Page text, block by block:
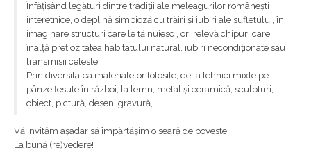
Înfățișând legături dintre tradiții ale meleagurilor românești
interetnice, o deplină simbioză cu trăiri și iubiri ale sufletului, în
imaginare structuri care le tăinuiesc , ori relevă chipuri care
înalță prețiozitatea habitatului natural, iubiri necondiționate sau
transmisii celeste.
Prin diversitatea materialelor folosite, de la tehnici mixte pe
pânze țesute în război, la lemn, metal și ceramică, sculpturi,
obiect, pictură, desen, gravură,
Vă invităm așadar să împărtășim o seară de poveste.
La bună (re)vedere!